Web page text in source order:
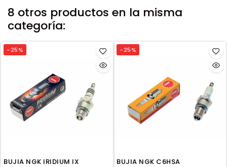
8 otros productos en la misma
categoría:
-25%
BUJIA NGK IRIDIUM IX
-25%
BUJIA NGK C6HSA